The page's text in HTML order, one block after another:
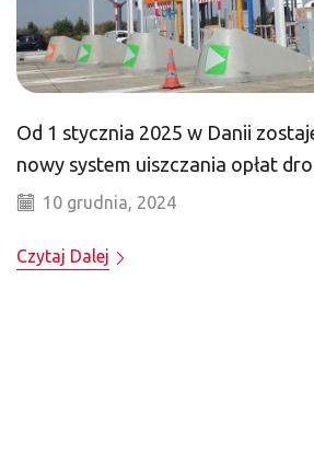
Od 1 stycznia 2025 w Danii
nowy system uiszczania opłat
10 grudnia, 2024
Czytaj Dalej